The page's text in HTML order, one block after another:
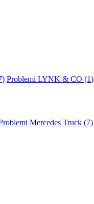
) Problemi LYNK & CO (1)
Mercedes Truck (7)